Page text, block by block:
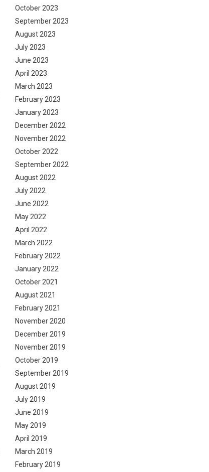
October 2023
September 2023
August 2023
July 2023
June 2023
April 2023
March 2023
February 2023
January 2023
December 2022
November 2022
October 2022
September 2022
August 2022
July 2022
June 2022
May 2022
April 2022
March 2022
February 2022
January 2022
October 2021
August 2021
February 2021
November 2020
December 2019
November 2019
October 2019
September 2019
August 2019
July 2019
June 2019
May 2019
April 2019
March 2019
February 2019